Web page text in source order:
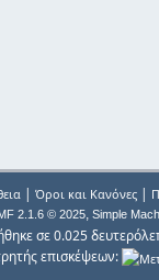
| Όροι και Κανόνες|
2.1.6 © 2025, Simple
σε 0.025
επισκέψεων: